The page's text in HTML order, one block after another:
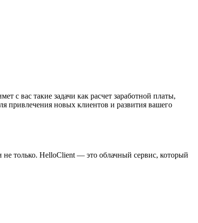
вас такие задачи как расчет заработной платы,
привлечения новых клиентов и развития вашего
не только. HelloClient — это облачный сервис, который